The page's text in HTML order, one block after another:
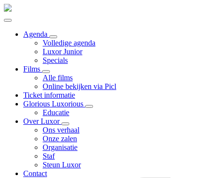
Agenda
Volledige agenda
Luxor Junior
Specials
Films
Alle films
Online bekijken via Picl
Ticket informatie
Glorious Luxorious
Educatie
Over Luxor
Ons verhaal
Onze zalen
Organisatie
Staf
Steun Luxor
Contact